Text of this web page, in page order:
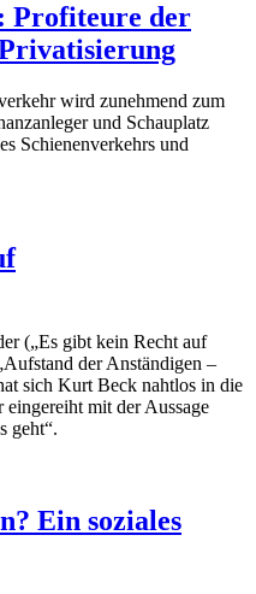
Profiteure der
wird zunehmend zum
und Schauplatz
Schienenverkehrs und
(„Es gibt kein Recht auf
der Anständigen –
sich Kurt Beck nahtlos in die
mit der Aussage
geht“.
Ein soziales